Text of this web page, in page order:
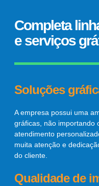
Completa
e serviços
Soluções
A empresa possui uma
gráficas, não importando
atendimento
muita atenção e
do cliente.
Qualidade de